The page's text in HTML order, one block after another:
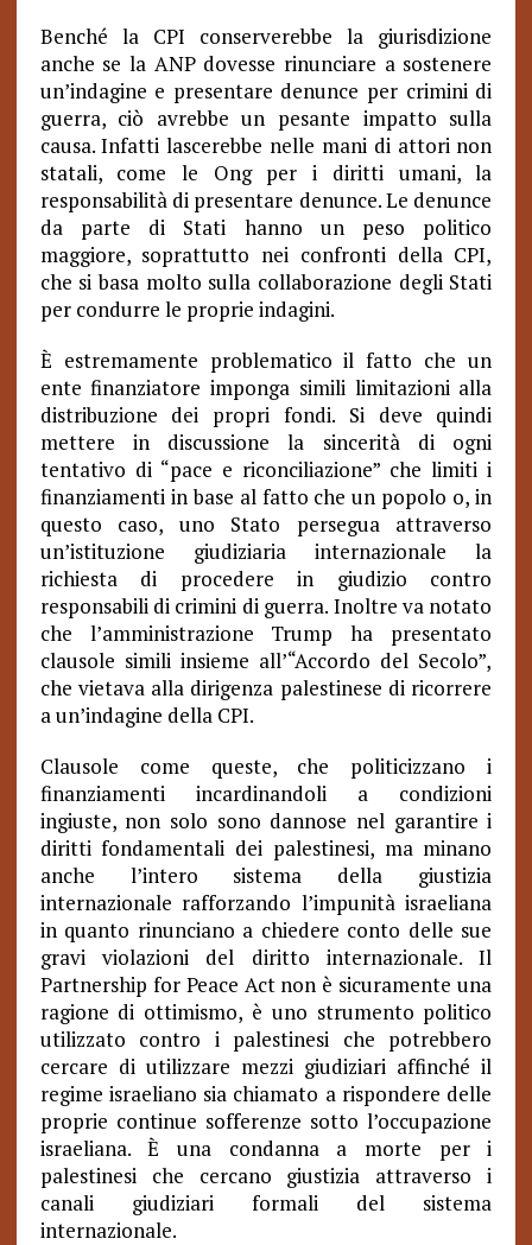
Benché la CPI conserverebbe la giurisdizione
anche se la ANP dovesse rinunciare a sostenere
un’indagine e presentare denunce per crimini di
guerra, ciò avrebbe un pesante impatto sulla
causa. Infatti lascerebbe nelle mani di attori non
statali, come le Ong per i diritti umani, la
responsabilità di presentare denunce. Le denunce
da parte di Stati hanno un peso politico
maggiore, soprattutto nei confronti della CPI,
che si basa molto sulla collaborazione degli Stati
per condurre le proprie indagini.
È estremamente problematico il fatto che un
ente finanziatore imponga simili limitazioni alla
distribuzione dei propri fondi. Si deve quindi
mettere in discussione la sincerità di ogni
tentativo di “pace e riconciliazione” che limiti i
finanziamenti in base al fatto che un popolo o, in
questo caso, uno Stato persegua attraverso
un’istituzione giudiziaria internazionale la
richiesta di procedere in giudizio contro
responsabili di crimini di guerra. Inoltre va notato
che l’amministrazione Trump ha presentato
clausole simili insieme all’“Accordo del Secolo”,
che vietava alla dirigenza palestinese di ricorrere
a un’indagine della CPI.
Clausole come queste, che politicizzano i
finanziamenti incardinandoli a condizioni
ingiuste, non solo sono dannose nel garantire i
diritti fondamentali dei palestinesi, ma minano
anche l’intero sistema della giustizia
internazionale rafforzando l’impunità israeliana
in quanto rinunciano a chiedere conto delle sue
gravi violazioni del diritto internazionale. Il
Partnership for Peace Act non è sicuramente una
ragione di ottimismo, è uno strumento politico
utilizzato contro i palestinesi che potrebbero
cercare di utilizzare mezzi giudiziari affinché il
regime israeliano sia chiamato a rispondere delle
proprie continue sofferenze sotto l’occupazione
israeliana. È una condanna a morte per i
palestinesi che cercano giustizia attraverso i
canali giudiziari formali del sistema
internazionale.